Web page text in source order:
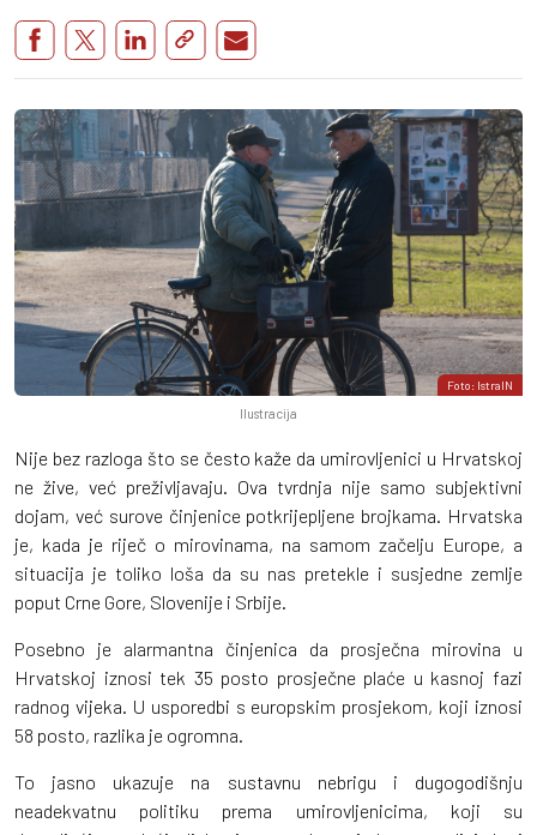
Foto: IstraIN
Ilustracija
Nije bez razloga što se često kaže da umirovljenici u Hrvatskoj
ne žive, već preživljavaju. Ova tvrdnja nije samo subjektivni
dojam, već surove činjenice potkrijepljene brojkama. Hrvatska
je, kada je riječ o mirovinama, na samom začelju Europe, a
situacija je toliko loša da su nas pretekle i susjedne zemlje
poput Crne Gore, Slovenije i Srbije.
Posebno je alarmantna činjenica da prosječna mirovina u
Hrvatskoj iznosi tek 35 posto prosječne plaće u kasnoj fazi
radnog vijeka. U usporedbi s europskim prosjekom, koji iznosi
58 posto, razlika je ogromna.
To jasno ukazuje na sustavnu nebrigu i dugogodišnju
neadekvatnu politiku prema umirovljenicima, koji su